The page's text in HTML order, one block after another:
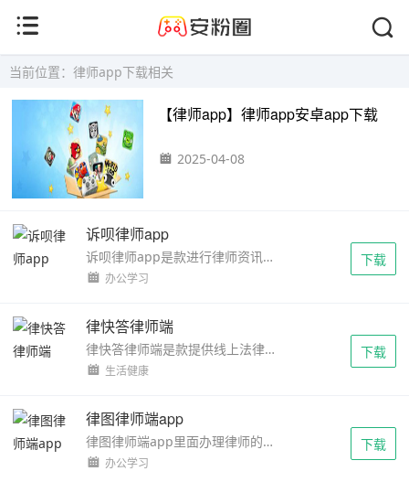
当前位置：律师app下载相关
【律师app】律师app安卓app下载
2025-04-08
诉呗律师app
诉呗律师app是款进行律师资讯的服务平台，超优质化的服务体系，让客户们随时都能进行法律诉讼，相关法律知识内容在线关注了解，实现更加系统化的服务，专业律师在线咨询，为用...
办公学习
下载
律快答律师端
律快答律师端是款提供线上法律咨询的软件，详细的法律知识内容随时都能在线了解，专业律师在线解答各种难题，还能让用户们了解到自身的法律权益，保证法律知识的巩固。律快答...
生活健康
下载
律图律师端app
律图律师端app里面办理律师的相关业务，可以帮助律师节约时间，提高效率。里面的功能非常的丰富，对你的待办事项也会显示告诉你，对用户的咨询可以在线回答，界面简洁工作内容...
办公学习
下载